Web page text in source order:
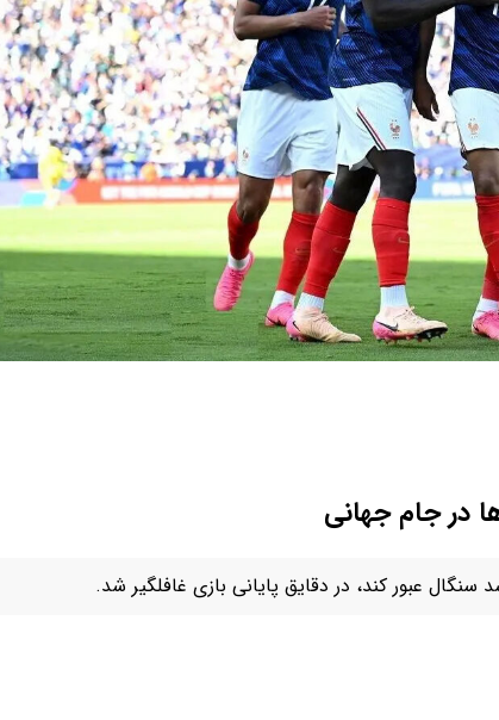
در جام جهانی
عبور کند، در دقایق پایانی بازی غافلگیر شد.